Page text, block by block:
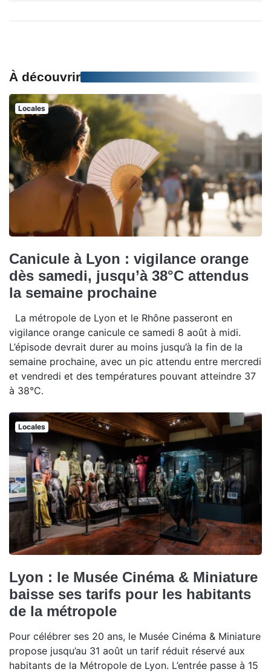
À découvrir
Locales
Canicule à Lyon : vigilance orange
dès samedi, jusqu’à 38°C attendus
la semaine prochaine
La métropole de Lyon et le Rhône passeront en
vigilance orange canicule ce samedi 8 août à midi.
L’épisode devrait durer au moins jusqu’à la fin de la
semaine prochaine, avec un pic attendu entre mercredi
et vendredi et des températures pouvant atteindre 37
à 38°C.
Locales
Lyon : le Musée Cinéma & Miniature
baisse ses tarifs pour les habitants
de la métropole
Pour célébrer ses 20 ans, le Musée Cinéma & Miniature
propose jusqu’au 31 août un tarif réduit réservé aux
habitants de la Métropole de Lyon. L’entrée passe à 15